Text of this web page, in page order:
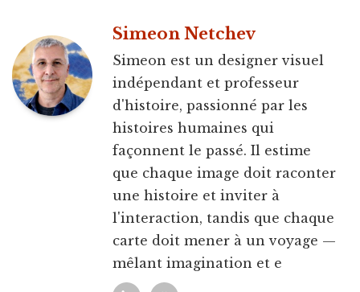
Simeon Netchev
Simeon est un designer visuel
indépendant et professeur
d'histoire, passionné par les
histoires humaines qui
façonnent le passé. Il estime
que chaque image doit raconter
une histoire et inviter à
l'interaction, tandis que chaque
carte doit mener à un voyage —
mêlant imagination et e